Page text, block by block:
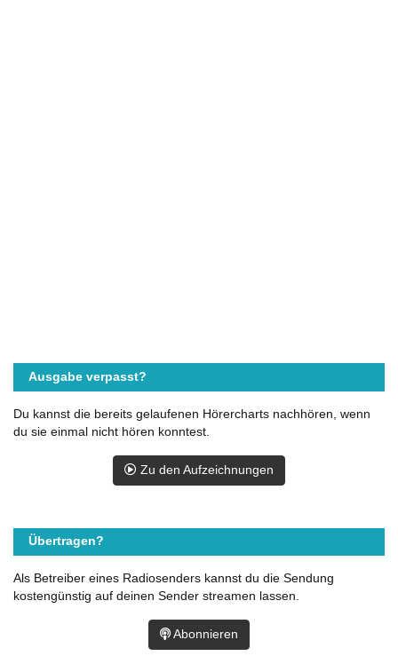
Ausgabe verpasst?
Du kannst die bereits gelaufenen Hörercharts nachhören, wenn
du sie einmal nicht hören konntest.
Zu den Aufzeichnungen
Übertragen?
Als Betreiber eines Radiosenders kannst du die Sendung
kostengünstig auf deinen Sender streamen lassen.
Abonnieren